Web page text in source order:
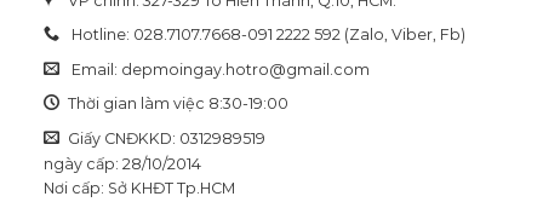
Hotline: 028.7107.7668-091 2222 592 (Zalo, Viber, Fb)
Email: depmoingay.hotro@gmail.com
Thời gian làm việc 8:30-19:00
Giấy CNĐKKD: 0312989519
ngày cấp: 28/10/2014
Nơi cấp: Sở KHĐT Tp.HCM